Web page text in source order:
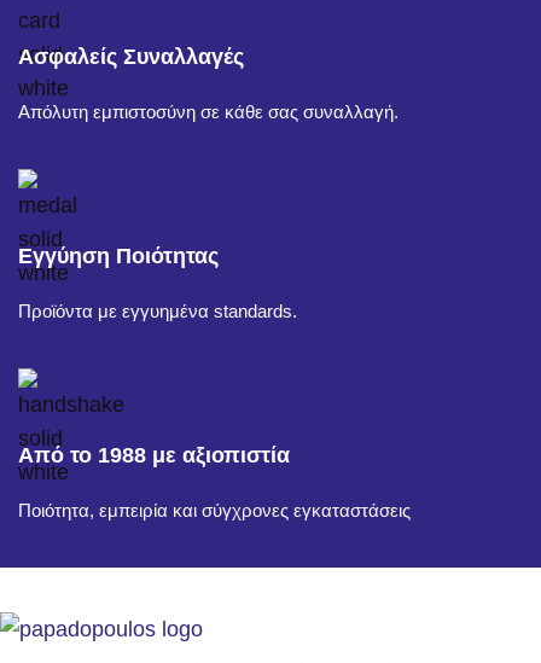
Ασφαλείς Συναλλαγές
Απόλυτη εμπιστοσύνη σε κάθε σας συναλλαγή.
Εγγύηση Ποιότητας
Προϊόντα με εγγυημένα standards.
Από το 1988 με αξιοπιστία
Ποιότητα, εμπειρία και σύγχρονες εγκαταστάσεις